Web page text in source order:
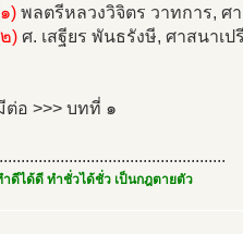
) พลตรีหลวงวิจิตร วาทการ, ศ
) ศ. เสฐียร พันธรังษี, ศาสนาเป
ต่อ >>> บทที่ ๑
ำดีได้ดี ทำชั่วได้ชั่ว เป็นกฎตายตัว